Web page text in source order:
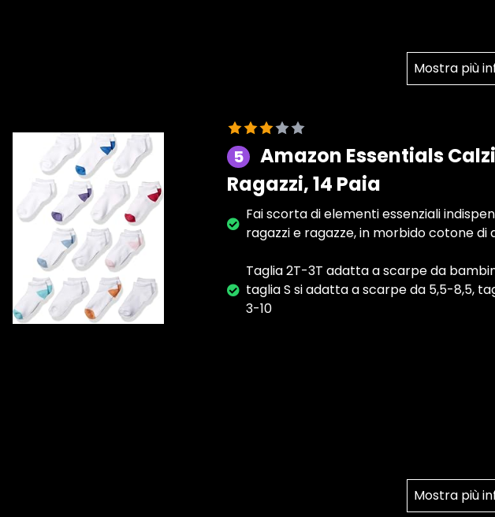
Mostra più
5
Amazon Essentials
Ragazzi, 14 Paia
Fai scorta di elementi essenziali
ragazzi e ragazze, in morbido cotone di
Taglia 2T-3T adatta a scarpe da
taglia S si adatta a scarpe da 5,5-8,5,
3-10
Mostra più